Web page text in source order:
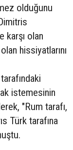
olduğunu
karşı olan
hissiyatlarını
istemesinin
"Rum tarafı,
Türk tarafına